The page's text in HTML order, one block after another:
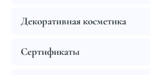
Декоративная косметика
Сертификаты